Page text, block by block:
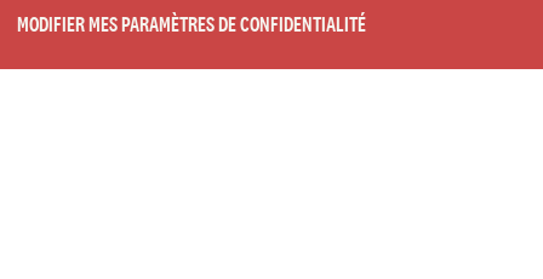
MODIFIER MES PARAMÈTRES DE CONFIDENTIALITÉ